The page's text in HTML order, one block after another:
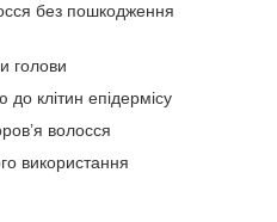
без пошкодження
голови
клітин епідермісу
волосся
використання